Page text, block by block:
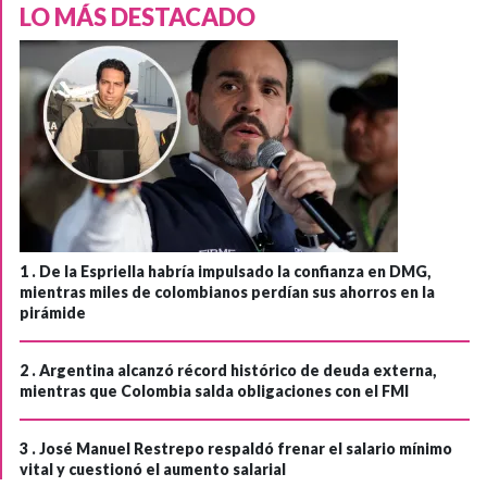
LO MÁS DESTACADO
1 . De la Espriella habría impulsado la confianza en DMG,
mientras miles de colombianos perdían sus ahorros en la
pirámide
2 .Argentina alcanzó récord histórico de deuda externa,
mientras que Colombia salda obligaciones con el FMI
3 .José Manuel Restrepo respaldó frenar el salario mínimo
vital y cuestionó el aumento salarial